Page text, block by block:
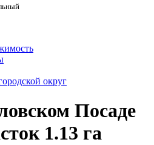
округ
Посаде
1.13 га